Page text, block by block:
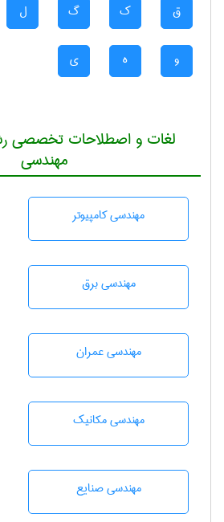
ق ک گ ل
و ه ی
لغات و اصطلاحات تخصصی
مهندسی
مهندسی كامپيوتر
مهندسی برق
مهندسی عمران
مهندسی مکانیک
مهندسی صنايع